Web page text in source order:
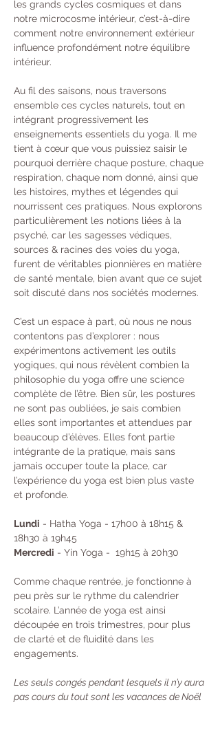
les grands cycles cosmiques et dans
notre microcosme intérieur, c’est-à-dire
comment notre environnement extérieur
influence profondément notre équilibre
intérieur.
Au fil des saisons, nous traversons
ensemble ces cycles naturels, tout en
intégrant progressivement les
enseignements essentiels du yoga. Il me
tient à cœur que vous puissiez saisir le
pourquoi derrière chaque posture, chaque
respiration, chaque nom donné, ainsi que
les histoires, mythes et légendes qui
nourrissent ces pratiques. Nous explorons
particulièrement les notions liées à la
psyché, car les sagesses védiques,
sources & racines des voies du yoga,
furent de véritables pionnières en matière
de santé mentale, bien avant que ce sujet
soit discuté dans nos sociétés modernes.
C’est un espace à part, où nous ne nous
contentons pas d’explorer : nous
expérimentons activement les outils
yogiques, qui nous révèlent combien la
philosophie du yoga offre une science
complète de l’être. Bien sûr, les postures
ne sont pas oubliées, je sais combien
elles sont importantes et attendues par
beaucoup d’élèves. Elles font partie
intégrante de la pratique, mais sans
jamais occuper toute la place, car
l’expérience du yoga est bien plus vaste
et profonde.
Lundi - Hatha Yoga - 17h00 à 18h15 &
18h30 à 19h45
Mercredi - Yin Yoga -  19h15 à 20h30
Comme chaque rentrée, je fonctionne à
peu près sur le rythme du calendrier
scolaire. L’année de yoga est ainsi
découpée en trois trimestres, pour plus
de clarté et de fluidité dans les
engagements.
Les seuls congés pendant lesquels il n’y aura
pas cours du tout sont les vacances de Noël